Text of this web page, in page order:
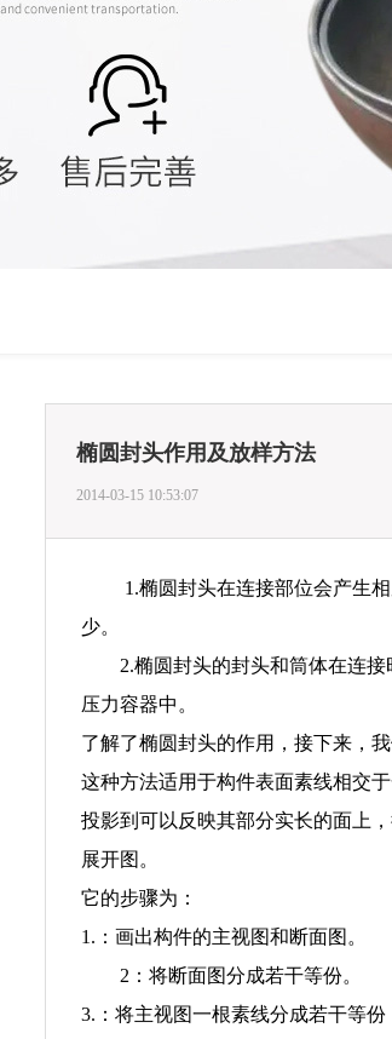
椭圆封头作用及放样方法
2014-03-15 10:53:07
1.椭圆封头在连接部位会产生
少。
2.椭圆封头的封头和筒体在连
压力容器中。
了解了椭圆封头的作用，接下来，
这种方法适用于构件表面素线相交
投影到可以反映其部分实长的面上
展开图。
它的步骤为：
1.：画出构件的主视图和断面图。
2：将断面图分成若干等份。
3.：将主视图一根素线分成若干等